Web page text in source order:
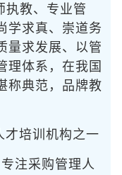
教、专业管
学求真、崇道务
量求发展、以管
理体系，在我国
称典范，品牌教
培训机构之一
注采购管理人